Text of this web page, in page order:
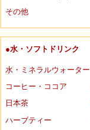
その他
●水・ソフトドリンク
水・ミネラルウォーター
コーヒー・ココア
日本茶
ハーブティー